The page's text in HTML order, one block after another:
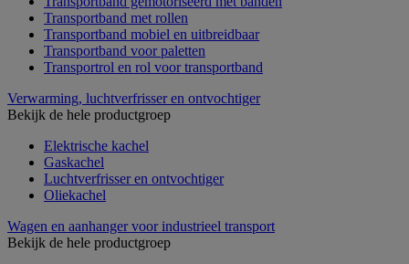
Transportband met rollen
Transportband mobiel en uitbreidbaar
Transportband voor paletten
Transportrol en rol voor transportband
Verwarming, luchtverfrisser en ontvochtiger
Bekijk de hele productgroep
Elektrische kachel
Gaskachel
Luchtverfrisser en ontvochtiger
Oliekachel
Wagen en aanhanger voor industrieel transport
Bekijk de hele productgroep